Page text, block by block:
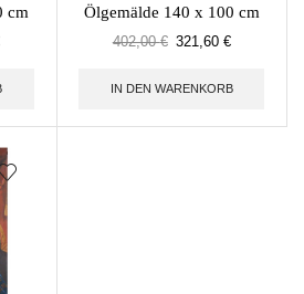
cm
Ölgemälde 140 x 100 cm
402,00€ 321,60 €
IN DEN WARENKORB